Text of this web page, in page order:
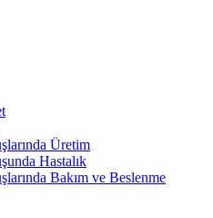
Üretim
Hastalık
Bakım ve Beslenme